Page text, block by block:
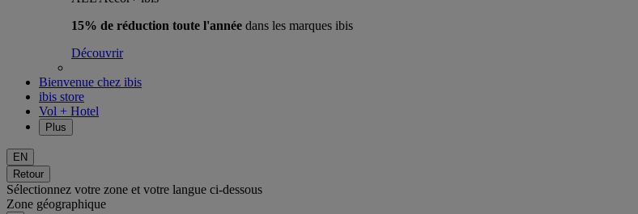
15% de réduction toute l'année dans les marques ibis
Découvrir
Bienvenue chez ibis
ibis store
Vol + Hotel
Plus
EN
Retour
Sélectionnez votre zone et votre langue ci-dessous
Zone géographique